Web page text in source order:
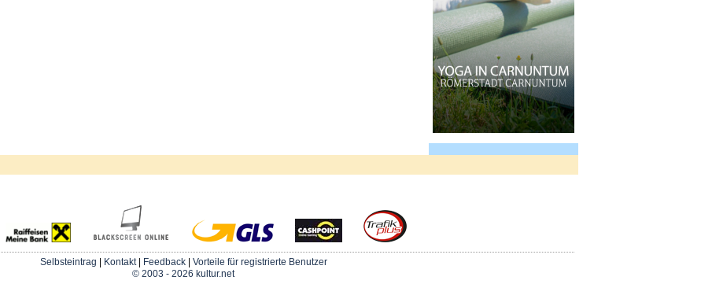
Selbsteintrag Kontakt| Feedback| Vorteile für registrierte Benutzer
© 2003 - 2026 kultur.net